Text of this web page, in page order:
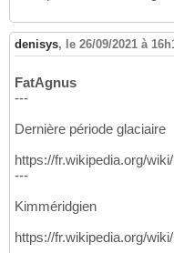
denisys, le 26/09/2021 à
FatAgnus
---
Dernière période glaciaire
https://fr.wikipedia.org/
---
Kimméridgien
https://fr.wikipedia.org/